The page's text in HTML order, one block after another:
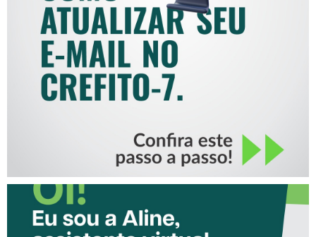
COMO ATUALIZAR SEU E-
MAIL NO CREFITO-7